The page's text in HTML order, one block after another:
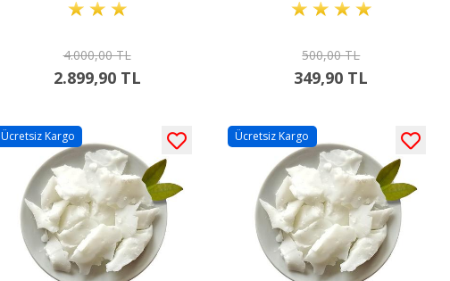
4.000,00 TL
2.899,90 TL
500,00 TL
349,90 TL
Ücretsiz Kargo Ücretsiz Kargo